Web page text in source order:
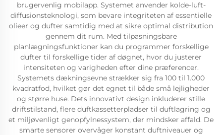
brugervenlig mobilapp. Systemet anvender kolde-luft-
diffusionsteknologi, som bevare integriteten af essentielle
olieer og dufter samtidig med at sikre optimal distribution
gennem dit rum. Med tilpasningsbare
planlægningsfunktioner kan du programmer forskellige
dufter til forskellige tider af døgnet, hvor du justerer
intensiteten og varigheden efter dine præferencer.
Systemets dækningsevne strækker sig fra 100 til 1.000
kvadratfod, hvilket gør det egnet til både små lejligheder
og større huse. Dets innovativt design inkluderer stille
driftstilstand, flere duftkassetterpladser til duftlagring og
et miljøvenligt genopfylnessystem, der mindsker affald. De
smarte sensorer overvåger konstant duftniveauer og